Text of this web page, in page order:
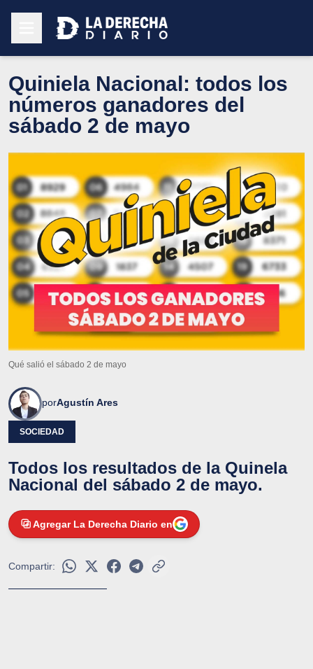
Quiniela Nacional: todos los
números ganadores del
sábado 2 de mayo
Qué salió el sábado 2 de mayo
porAgustín Ares
SOCIEDAD
Todos los resultados de la Quinela
Nacional del sábado 2 de mayo.
Agregar La Derecha Diario en
Compartir: